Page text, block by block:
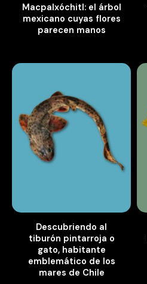
Macpalxóchitl: el árbol
mexicano cuyas flores
parecen manos
Descubriendo al
tiburón pintarroja o
gato, habitante
emblemático de los
mares de Chile